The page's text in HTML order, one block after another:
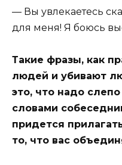
— Вы увлекаетесь
для меня! Я боюсь
Такие фразы, как
людей и убивают
это, что надо
словами
придется
то, что вас